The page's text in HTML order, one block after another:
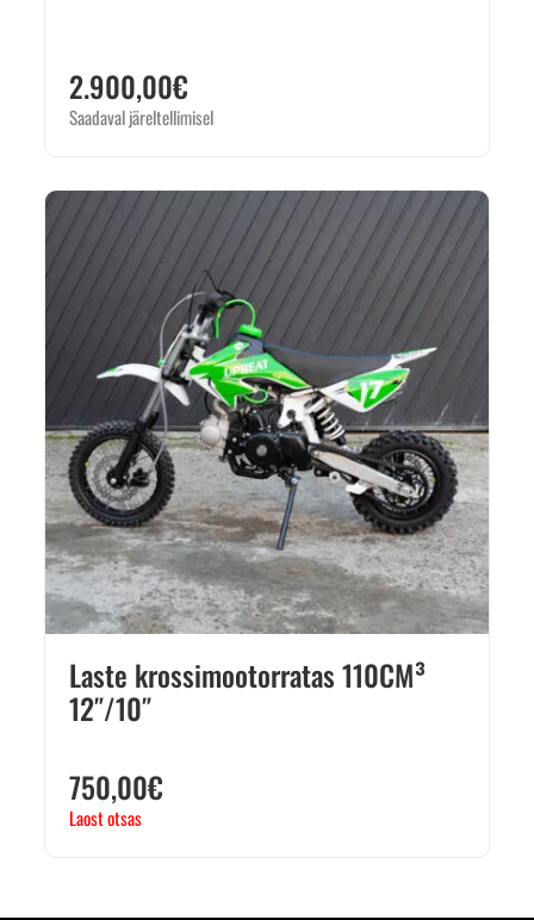
2.900,00€
Saadaval järeltellimisel
Laste krossimootorratas 110CM³
12″/10″
750,00€
Laost otsas